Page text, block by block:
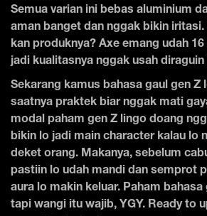
Semua varian ini bebas aluminium
aman banget dan nggak bikin iritasi.
kan produknya? Axe emang udah
jadi kualitasnya nggak usah diraguin
Sekarang kamus bahasa gaul gen Z
saatnya praktek biar nggak mati
modal paham gen Z lingo doang
bikin lo jadi main character kalau lo
deket orang. Makanya, sebelum
pastiin lo udah mandi dan semprot
aura lo makin keluar. Paham
tapi wangi itu wajib, YGY. Ready to